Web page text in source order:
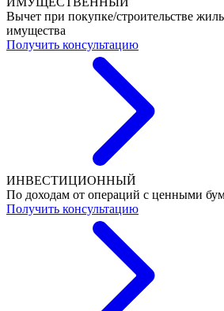
Вычет при покупке/строительстве
имущества
Получить консультацию
ИНВЕСТИЦИОННЫЙ
По доходам от операций с ценными
Получить консультацию